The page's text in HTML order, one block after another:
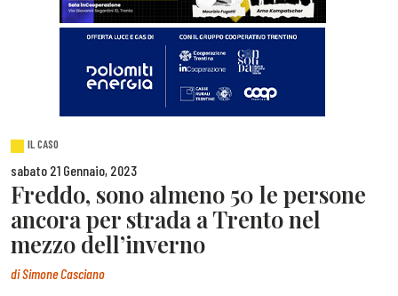
IL CASO
sabato 21 Gennaio, 2023
Freddo, sono almeno 50 le persone
ancora per strada a Trento nel
mezzo dell’inverno
diSimone Casciano